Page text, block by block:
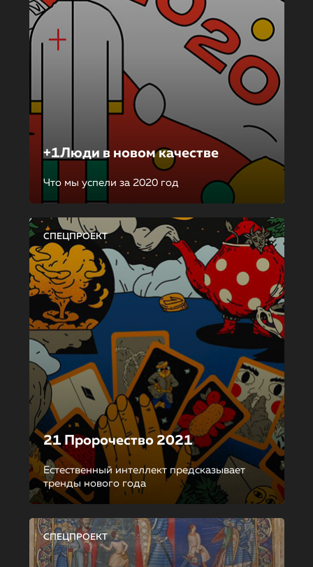
+1Люди в новом качестве
Что мы успели за 2020 год
СПЕЦПРОЕКТ
21 Пророчество 2021
Естественный интеллект предсказывает
тренды нового года
СПЕЦПРОЕКТ